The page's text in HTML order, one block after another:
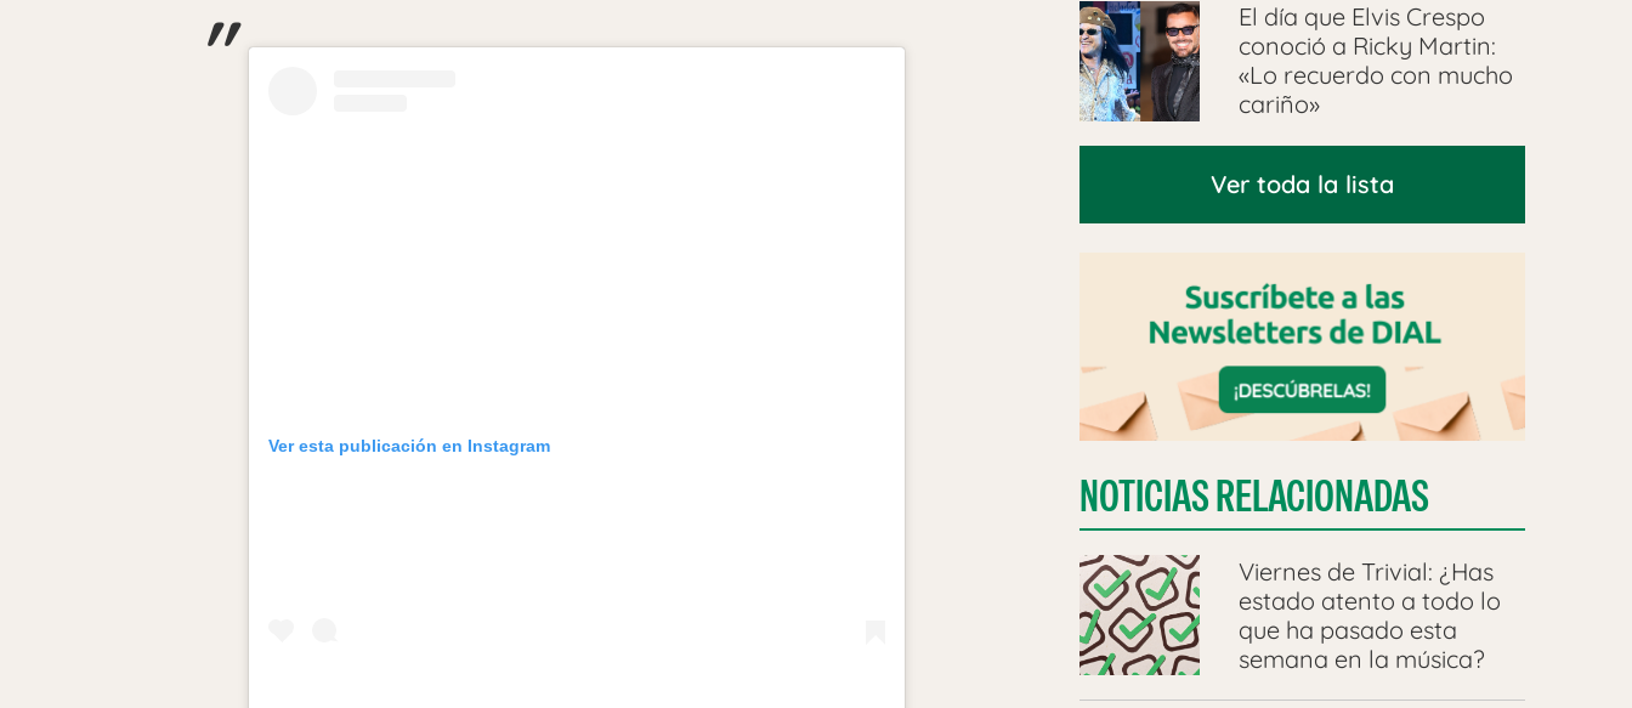
Ver esta publicación en Instagram
El día que Elvis Crespo
conoció a Ricky Martin:
«Lo recuerdo con mucho
cariño»
Ver toda la lista
NOTICIAS RELACIONADAS
Viernes de Trivial: ¿Has
estado atento a todo lo
que ha pasado esta
semana en la música?